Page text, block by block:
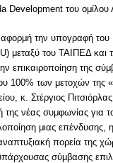
Development του ομίλου
την υπογραφή του
μεταξύ του ΤΑΙΠΕΔ και
επικαιροποίηση της
100% των μετοχών της
κ. Στέργιος
νέας συμφωνίας για
μιας επένδυσης,
πορεία της
σύμβασης